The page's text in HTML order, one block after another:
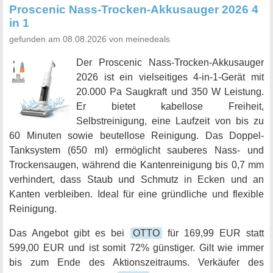
Proscenic Nass-Trocken-Akkusauger 2026 4
in 1
gefunden am 08.08.2026 von meinedeals
Der Proscenic Nass-Trocken-Akkusauger
2026 ist ein vielseitiges 4-in-1-Gerät mit
20.000 Pa Saugkraft und 350 W Leistung.
Er bietet kabellose Freiheit,
Selbstreinigung, eine Laufzeit von bis zu
60 Minuten sowie beutellose Reinigung. Das Doppel-
Tanksystem (650 ml) ermöglicht sauberes Nass- und
Trockensaugen, während die Kantenreinigung bis 0,7 mm
verhindert, dass Staub und Schmutz in Ecken und an
Kanten verbleiben. Ideal für eine gründliche und flexible
Reinigung.
Das Angebot gibt es bei OTTO
für 169,99 EUR statt
599,00 EUR und ist somit 72% günstiger. Gilt wie immer
bis zum Ende des Aktionszeitraums. Verkäufer des